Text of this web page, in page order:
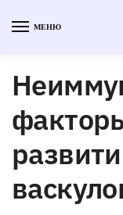
МЕНЮ